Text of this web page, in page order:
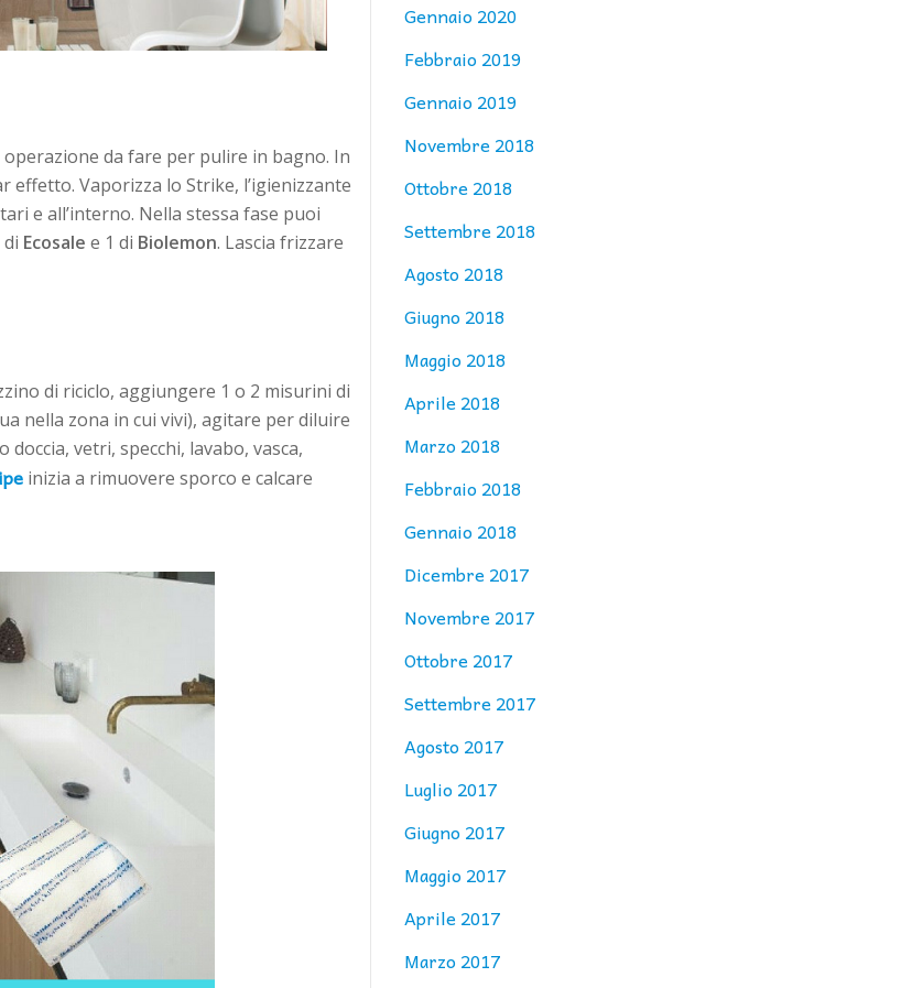
da fare per pulire in bagno. In
Vaporizza lo Strike, l’igienizzante
e all’interno. Nella stessa fase puoi
Ecosale e 1 di Biolemon. Lascia frizzare
di riciclo, aggiungere 1 o 2 misurini di
nella zona in cui vivi), agitare per diluire
vetri, specchi, lavabo, vasca,
inizia a rimuovere sporco e calcare
Gennaio 2020
Febbraio 2019
Gennaio 2019
Novembre 2018
Ottobre 2018
Settembre 2018
Agosto 2018
Giugno 2018
Maggio 2018
Aprile 2018
Marzo 2018
Febbraio 2018
Gennaio 2018
Dicembre 2017
Novembre 2017
Ottobre 2017
Settembre 2017
Agosto 2017
Luglio 2017
Giugno 2017
Maggio 2017
Aprile 2017
Marzo 2017